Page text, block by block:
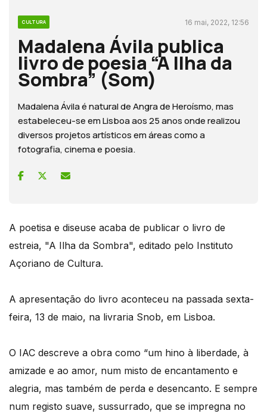
CULTURA 16 mai, 2022, 12:56
Madalena Ávila publica
livro de poesia “A Ilha da
Sombra” (Som)
Madalena Ávila é natural de Angra de Heroísmo, mas
estabeleceu-se em Lisboa aos 25 anos onde realizou
diversos projetos artísticos em áreas como a
fotografia, cinema e poesia.
A poetisa e diseuse acaba de publicar o livro de
estreia, "A Ilha da Sombra", editado pelo Instituto
Açoriano de Cultura.
A apresentação do livro aconteceu na passada sexta-
feira, 13 de maio, na livraria Snob, em Lisboa.
O IAC descreve a obra como “um hino à liberdade, à
amizade e ao amor, num misto de encantamento e
alegria, mas também de perda e desencanto. E sempre
num registo suave, sussurrado, que se impregna no